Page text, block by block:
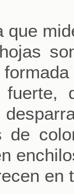
que
fuerte,
de
en